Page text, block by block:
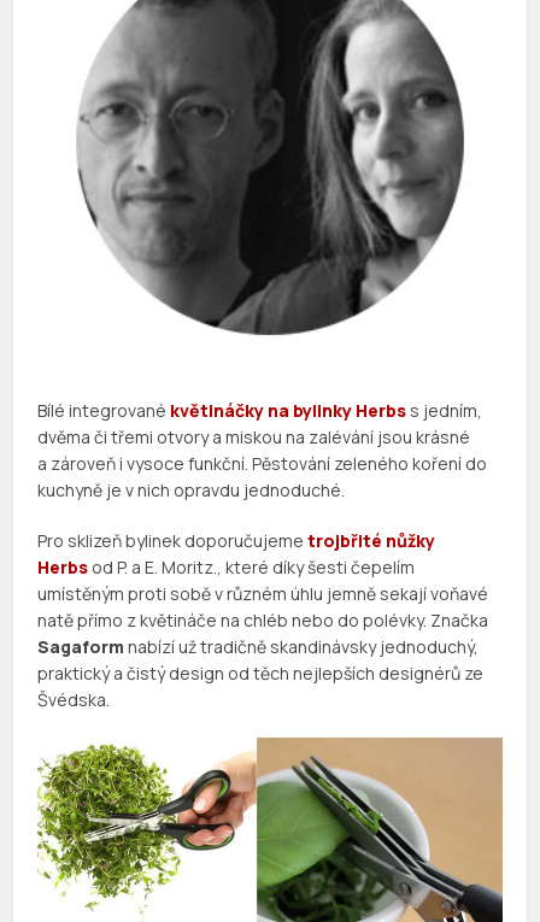
Bílé integrované květináčky na bylinky Herbs s jedním,
dvěma či třemi otvory a miskou na zalévání jsou krásné
a zároveň i vysoce funkční. Pěstování zeleného koření do
kuchyně je v nich opravdu jednoduché.
Pro sklizeň bylinek doporučujemetrojbřité nůžky
Herbs od P. a E. Moritz., které díky šesti čepelím
umístěným proti sobě v různém úhlu jemně sekají voňavé
natě přímo z květináče na chléb nebo do polévky. Značka
Sagaform nabízí už tradičně skandinávsky jednoduchý,
praktický a čistý design od těch nejlepších designérů ze
Švédska.